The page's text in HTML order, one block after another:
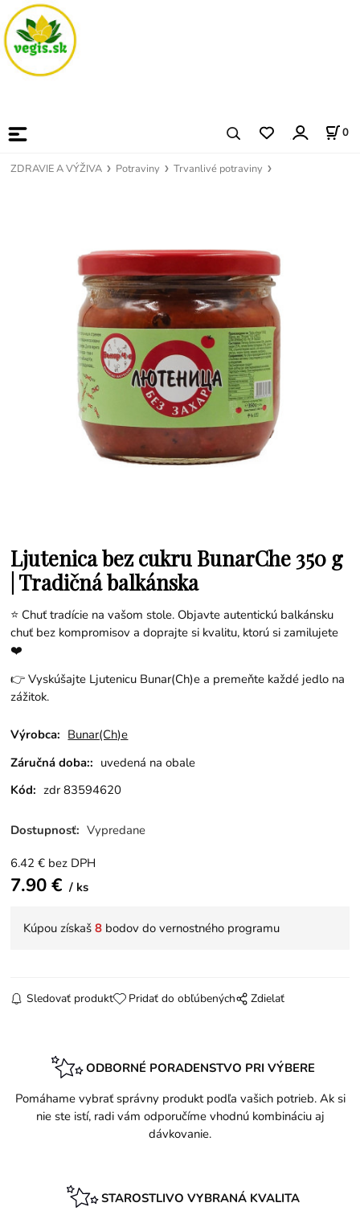
0
ZDRAVIE A VÝŽIVA Potraviny Trvanlivé potraviny
Ljutenica bez cukru BunarChe 350 g
| Tradičná balkánska
⭐ Chuť tradície na vašom stole. Objavte autentickú balkánsku
chuť bez kompromisov a doprajte si kvalitu, ktorú si zamilujete
❤️
👉 Vyskúšajte Ljutenicu Bunar(Ch)e a premeňte každé jedlo na
zážitok.
Výrobca: Bunar(Ch)e
Záručná doba:: uvedená na obale
Kód: zdr 83594620
Dostupnosť: Vypredane
6.42 € bez DPH
7.90€ ks
Kúpou získaš8 bodov do vernostného programu
Sledovať produkt Pridať do obľúbených Zdielať
ODBORNÉ PORADENSTVO PRI VÝBERE
Pomáhame vybrať správny produkt podľa vašich potrieb. Ak si
nie ste istí, radi vám odporučíme vhodnú kombináciu aj
dávkovanie.
STAROSTLIVO VYBRANÁ KVALITA